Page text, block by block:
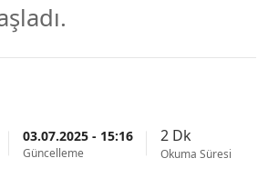
03.07.2025 - 15:16
Güncelleme
2 Dk
Okuma Süresi